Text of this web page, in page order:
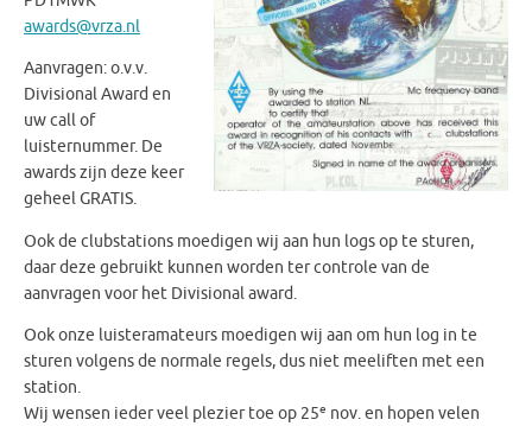
awards@vrza.nl
Aanvragen: o.v.v.
Divisional Award en
uw call of
luisternummer. De
awards zijn deze keer
geheel GRATIS.
Ook de clubstations moedigen wij aan hun logs op te sturen,
daar deze gebruikt kunnen worden ter controle van de
aanvragen voor het Divisional award.
Ook onze luisteramateurs moedigen wij aan om hun log in te
sturen volgens de normale regels, dus niet meeliften met een
station.
Wij wensen ieder veel plezier toe op 25e nov. en hopen velen